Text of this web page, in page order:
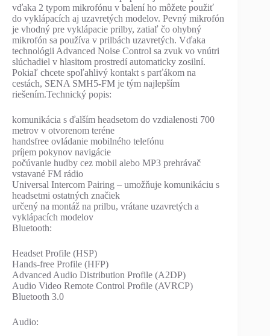
vďaka 2 typom mikrofónu v balení ho môžete použiť
do vyklápacích aj uzavretých modelov. Pevný mikrofón
je vhodný pre vyklápacie prilby, zatiaľ čo ohybný
mikrofón sa používa v prilbách uzavretých. Vďaka
technológii Advanced Noise Control sa zvuk vo vnútri
slúchadiel v hlasitom prostredí automaticky zosilní.
Pokiaľ chcete spoľahlivý kontakt s parťákom na
cestách, SENA SMH5-FM je tým najlepším
riešením.Technický popis:
komunikácia s ďalším headsetom do vzdialenosti 700
metrov v otvorenom teréne
handsfree ovládanie mobilného telefónu
príjem pokynov navigácie
počúvanie hudby cez mobil alebo MP3 prehrávač
vstavané FM rádio
Universal Intercom Pairing – umožňuje komunikáciu s
headsetmi ostatných značiek
určený na montáž na prilbu, vrátane uzavretých a
vyklápacích modelov
Bluetooth:
Headset Profile (HSP)
Hands-free Profile (HFP)
Advanced Audio Distribution Profile (A2DP)
Audio Video Remote Control Profile (AVRCP)
Bluetooth 3.0
Audio: